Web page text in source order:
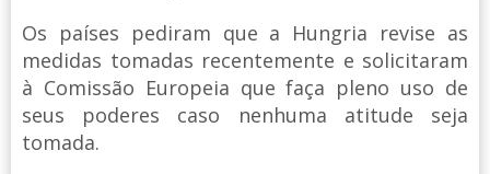
Os países pediram que a Hungria revise as
medidas tomadas recentemente e solicitaram
à Comissão Europeia que faça pleno uso de
seus poderes caso nenhuma atitude seja
tomada.